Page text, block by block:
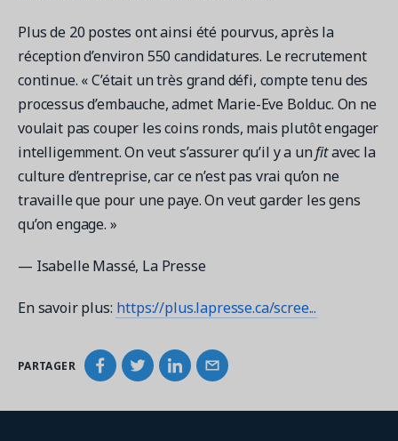
Demandez une démo
Obtenez une démonstration du logiciel d'inscription et
gestion le plus performant.
Mises à jour
Étude de cas
Plus de 20 postes ont ainsi été pourvus, après la
réception d’environ 550 candidatures. Le recrutement
continue. « C’était un très grand défi, compte tenu des
processus d’embauche, admet Marie-Eve Bolduc. On ne
voulait pas couper les coins ronds, mais plutôt engager
intelligemment. On veut s’assurer qu’il y a unfitavec la
culture d’entreprise, car ce n’est pas vrai qu’on ne
travaille que pour une paye. On veut garder les gens
qu’on engage. »
— Isabelle Massé, La Presse
En savoir plus: https://plus.lapresse.ca/scree...
PARTAGER